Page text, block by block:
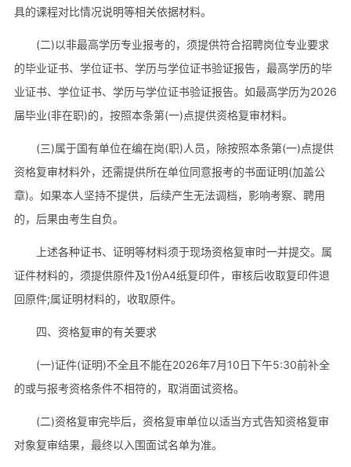
具的课程对比情况说明等相关依据材料。
(二)以非最高学历专业报考的，须提供符合招聘岗位专业要求
的毕业证书、学位证书、学历与学位证书验证报告，最高学历的毕
业证书、学位证书、学历与学位证书验证报告。如最高学历为2026
届毕业(非在职)的，按照本条第(一)点提供资格复审材料。
(三)属于国有单位在编在岗(职)人员，除按照本条第(一)点提供
资格复审材料外，还需提供所在单位同意报考的书面证明(加盖公
章)。如果本人坚持不提供，后续产生无法调档，影响考察、聘用
的，后果由考生自负。
上述各种证书、证明等材料须于现场资格复审时一并提交。属
证件材料的，须提供原件及1份A4纸复印件，审核后收取复印件退
回原件;属证明材料的，收取原件。
四、资格复审的有关要求
(一)证件(证明)不全且不能在2026年7月10日下午5:30前补全
的或与报考资格条件不相符的，取消面试资格。
(二)资格复审完毕后，资格复审单位以适当方式告知资格复审
对象复审结果，最终以入围面试名单为准。